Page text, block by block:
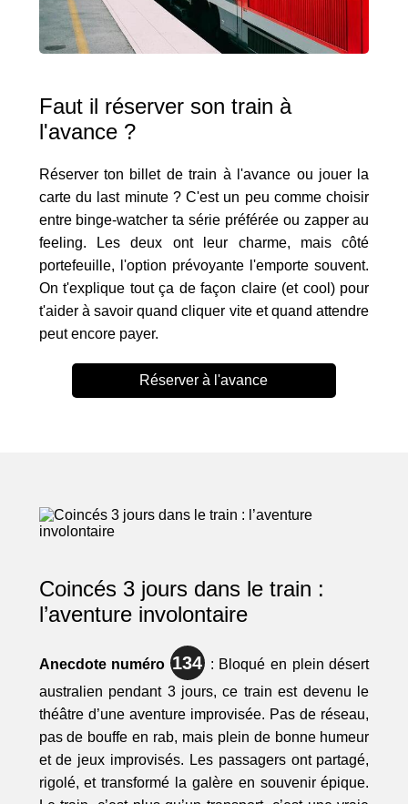
Faut il réserver son train à
l'avance ?
Réserver ton billet de train à l'avance ou jouer la
carte du last minute ? C'est un peu comme choisir
entre binge-watcher ta série préférée ou zapper au
feeling. Les deux ont leur charme, mais côté
portefeuille, l'option prévoyante l'emporte souvent.
On t'explique tout ça de façon claire (et cool) pour
t'aider à savoir quand cliquer vite et quand attendre
peut encore payer.
Réserver à l'avance
Coincés 3 jours dans le train :
l’aventure involontaire
Anecdote numéro 134: Bloqué en plein désert
australien pendant 3 jours, ce train est devenu le
théâtre d’une aventure improvisée. Pas de réseau,
pas de bouffe en rab, mais plein de bonne humeur
et de jeux improvisés. Les passagers ont partagé,
rigolé, et transformé la galère en souvenir épique.